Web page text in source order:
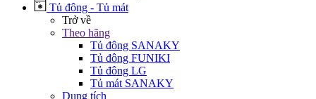
Tủ đông - Tủ mát
Trở về
Theo hãng
Tủ đông SANAKY
Tủ đông FUNIKI
Tủ đông LG
Tủ mát SANAKY
Dung tích